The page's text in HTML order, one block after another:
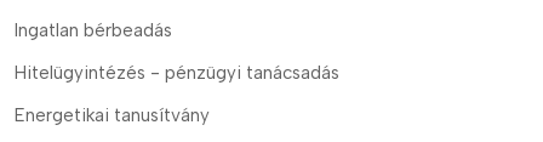
Ingatlan bérbeadás
Hitelügyintézés - pénzügyi tanácsadás
Energetikai tanusítvány